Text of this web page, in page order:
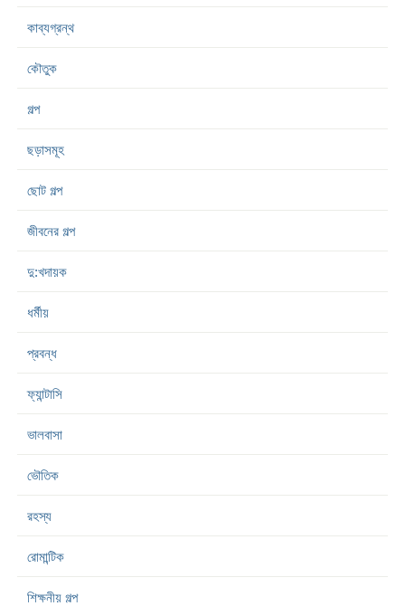
কাব্যগ্রন্থ
কৌতুক
গল্প
ছড়াসমূহ
ছোট গল্প
জীবনের গল্প
দু:খদায়ক
ধর্মীয়
প্রবন্ধ
ফ্যান্টাসি
ভালবাসা
ভৌতিক
রহস্য
রোমান্টিক
শিক্ষনীয় গল্প